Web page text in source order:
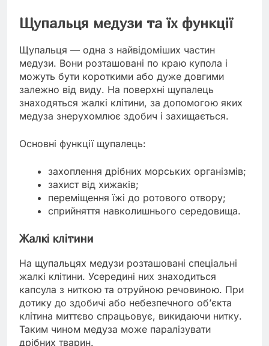
Щупальця медузи та їх функції
Щупальця — одна з найвідоміших частин
медузи. Вони розташовані по краю купола і
можуть бути короткими або дуже довгими
залежно від виду. На поверхні щупалець
знаходяться жалкі клітини, за допомогою яких
медуза знерухомлює здобич і захищається.
Основні функції щупалець:
захоплення дрібних морських організмів;
захист від хижаків;
переміщення їжі до ротового отвору;
сприйняття навколишнього середовища.
Жалкі клітини
На щупальцях медузи розташовані спеціальні
жалкі клітини. Усередині них знаходиться
капсула з ниткою та отруйною речовиною. При
дотику до здобичі або небезпечного об’єкта
клітина миттєво спрацьовує, викидаючи нитку.
Таким чином медуза може паралізувати
дрібних тварин.